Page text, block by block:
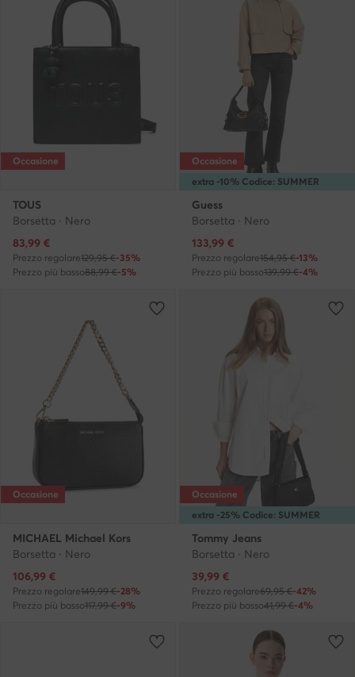
Occasione
TOUS
Borsetta · Nero
Prezzo attuale
83,99 €
Prezzo regolare129,95 €-35%
Prezzo più basso88,99 €-5%
extra -10% Codice: SUMMER
Occasione
Guess
Borsetta · Nero
Prezzo attuale
133,99 €
Prezzo regolare154,95 €-13%
Prezzo più basso139,99 €-4%
Occasione
MICHAEL Michael Kors
Borsetta · Nero
Prezzo attuale
106,99 €
Prezzo regolare149,99 €-28%
Prezzo più basso117,99 €-9%
extra -25% Codice: SUMMER
Occasione
Tommy Jeans
Borsetta · Nero
Prezzo attuale
39,99 €
Prezzo regolare69,95 €-42%
Prezzo più basso41,99 €-4%